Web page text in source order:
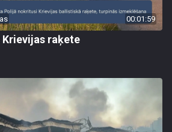
00:01:59
raķete